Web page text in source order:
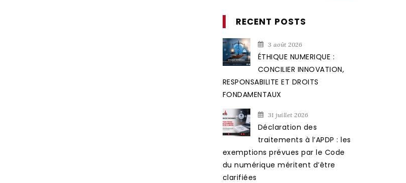
RECENT POSTS
3 août 2026
ÉTHIQUE NUMERIQUE :
CONCILIER INNOVATION,
RESPONSABILITE ET DROITS
FONDAMENTAUX
31 juillet 2026
Déclaration des
traitements à l’APDP : les
exemptions prévues par le Code
du numérique méritent d’être
clarifiées